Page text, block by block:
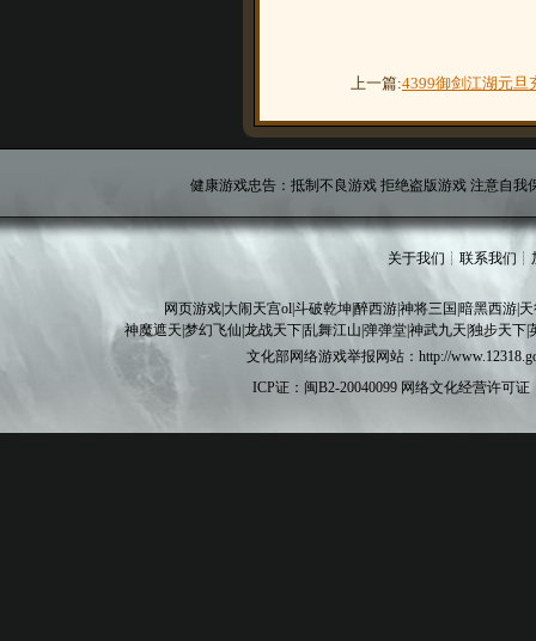
上一篇:4399御剑江湖元旦
健康游戏忠告：抵制不良游戏 拒绝盗版游戏 注意自
关于我们 ┊ 联系我们 ┊
网页游戏 大闹天宫ol|斗破乾坤|醉西游|神将三国 |暗黑西游
神魔遮天 梦幻飞仙 龙战天下乱舞江山 弹弹堂神武九天 独步天下
文化部网络游戏举报网站：http://
ICP证：闽B2-20040099 网络文化经营许可证